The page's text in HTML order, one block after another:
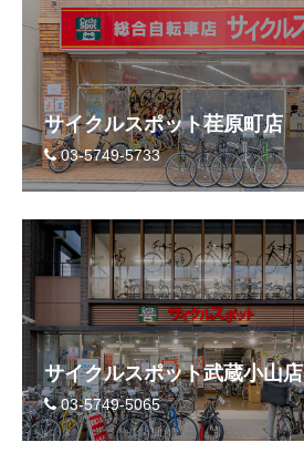
サイクルスポット荏原町店
03-5749-5733
サイクルスポット武蔵小山店
03-5749-5065